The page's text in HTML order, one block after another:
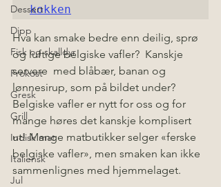
Dessert
Dipp
Fisk og skalldyr
Frokost
Gresk
Grill
Indisk mat
Italiensk
Jul
kokken
Hva kan smake bedre enn deilig, sprø
og luftige belgiske vafler?  Kanskje
servere  med blåbær, banan og
lønnesirup, som på bildet under?
Belgiske vafler er nytt for oss og for
mange høres det kanskje komplisert
ut! Mange matbutikker selger «ferske
belgiske vafler», men smaken kan ikke
sammenlignes med hjemmelaget.